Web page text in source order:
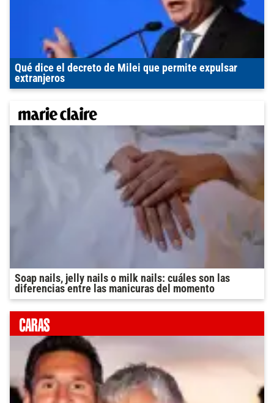
Qué dice el decreto de Milei que permite expulsar
extranjeros
Soap nails, jelly nails o milk nails: cuáles son las
diferencias entre las manicuras del momento